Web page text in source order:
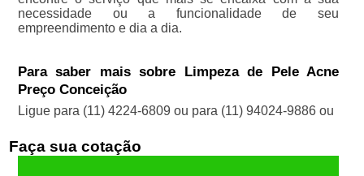
necessidade ou a funcionalidade de seu
empreendimento e dia a dia.
Para saber mais sobre Limpeza de Pele Acne
Preço Conceição
Ligue para (11) 4224-6809 ou para (11) 94024-9886ou
Faça sua cotação